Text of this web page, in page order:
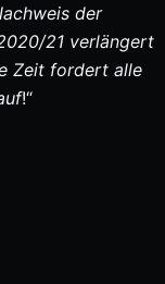
der
21 verlängert
Zeit fordert alle
!“